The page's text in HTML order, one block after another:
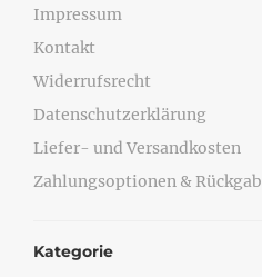
Impressum
Kontakt
Widerrufsrecht
Datenschutzerklärung
Liefer- und Versandkosten
Zahlungsoptionen &
Kategorie